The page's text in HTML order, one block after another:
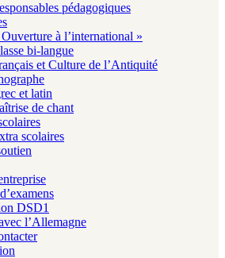
pédagogiques
à l’international »
bi-langue
et Culture de l’Antiquité
et latin
de chant
scolaires
DSD1
l’Allemagne